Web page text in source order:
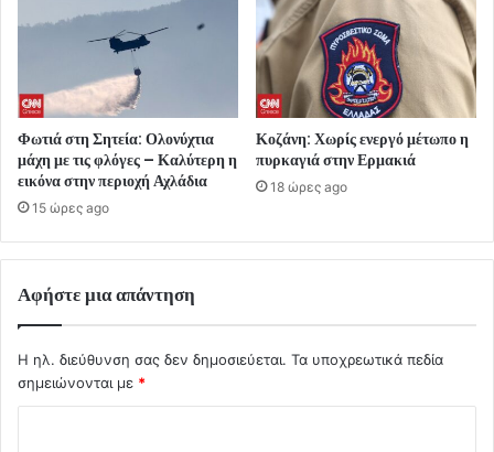
Φωτιά στη Σητεία: Ολονύχτια
μάχη με τις φλόγες – Καλύτερη η
εικόνα στην περιοχή Αχλάδια
15 ώρες ago
Κοζάνη: Χωρίς ενεργό μέτωπο η
πυρκαγιά στην Ερμακιά
18 ώρες ago
Αφήστε μια απάντηση
Η ηλ. διεύθυνση σας δεν δημοσιεύεται. Τα υποχρεωτικά πεδία
σημειώνονται με *